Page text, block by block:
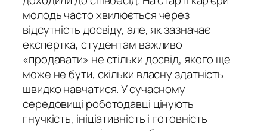
молодь часто хвилюється через
відсутність досвіду, але, як зазначає
експертка, студентам важливо
«продавати» не стільки досвід, якого ще
може не бути, скільки власну здатність
швидко навчатися. У сучасному
середовищі роботодавці цінують
гнучкість, ініціативність і готовність